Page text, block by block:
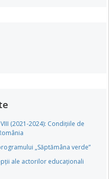
(2021-2024): Condițiile de
„Săptămâna verde”
ale actorilor educaționali